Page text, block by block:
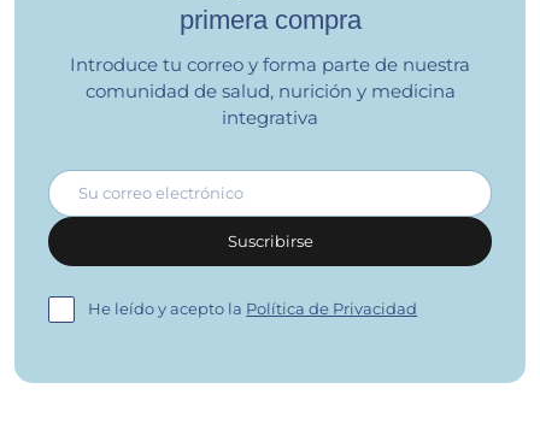
primera compra
Introduce tu correo y forma parte de nuestra
comunidad de salud, nurición y medicina
integrativa
Correo electrónico
Suscribirse
He leído y acepto la Política de Privacidad